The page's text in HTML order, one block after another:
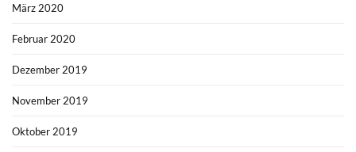
März 2020
Februar 2020
Dezember 2019
November 2019
Oktober 2019